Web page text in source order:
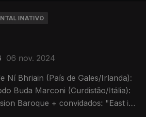
INATIVO
06 nov. 2024
Ní Bhriain (País de Gales/Irlanda):
Buda Marconi (Curdistão/Itália):
Baroque + convidados: "East is